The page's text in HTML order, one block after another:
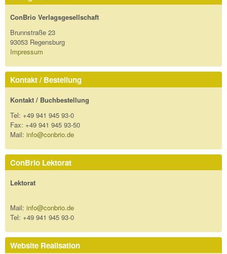
ConBrio Verlagsgesellschaft
Brunnstraße 23
93053 Regensburg
Impressum
Kontakt / Bestellung
Kontakt / Buchbestellung
Tel: +49 941 945 93-0
Fax: +49 941 945 93-50
Mail: info@conbrio.de
ConBrio Lektorat
Lektorat
Mail: info@conbrio.de
Tel: +49 941 945 93-0
Website Realisation